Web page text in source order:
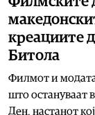
креациите
Битола
Филмот и
што остануваат
Ден, настанот